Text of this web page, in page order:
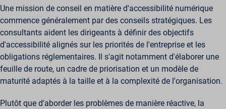
Une mission de conseil en matière d'accessibilité numérique
commence généralement par des conseils stratégiques. Les
consultants aident les dirigeants à définir des objectifs
d'accessibilité alignés sur les priorités de l'entreprise et les
obligations réglementaires. Il s'agit notamment d'élaborer une
feuille de route, un cadre de priorisation et un modèle de
maturité adaptés à la taille et à la complexité de l'organisation.
Plutôt que d'aborder les problèmes de manière réactive, la